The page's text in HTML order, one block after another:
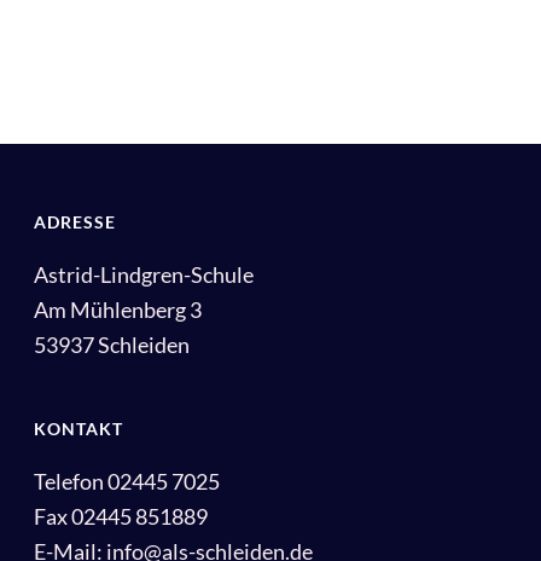
ADRESSE
Astrid-Lindgren-Schule
Am Mühlenberg 3
53937 Schleiden
KONTAKT
Telefon 02445 7025
Fax 02445 851889
E-Mail: info@als-schleiden.de